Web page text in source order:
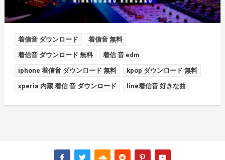
着信音 ダウンロード 着信音 無料
着信音 ダウンロード 無料 着信 音 edm
iphone 着信音 ダウンロード 無料 kpop ダウンロード 無料
xperia 内蔵 着信 音 ダウンロード line着信音 好きな曲